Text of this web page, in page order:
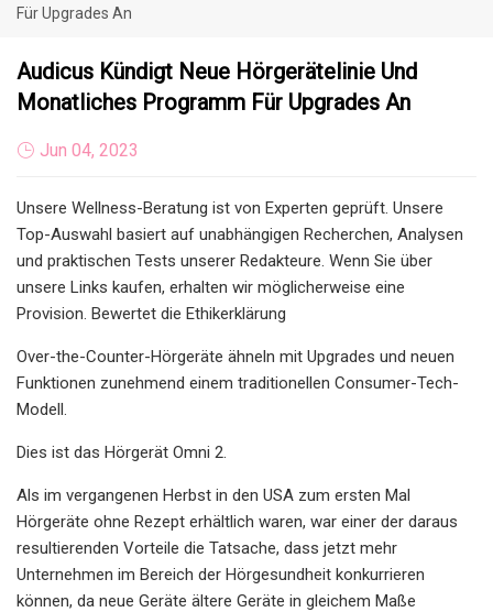
Für Upgrades An
Audicus Kündigt Neue Hörgerätelinie Und
Monatliches Programm Für Upgrades An
Jun 04, 2023
Unsere Wellness-Beratung ist von Experten geprüft. Unsere
Top-Auswahl basiert auf unabhängigen Recherchen, Analysen
und praktischen Tests unserer Redakteure. Wenn Sie über
unsere Links kaufen, erhalten wir möglicherweise eine
Provision. Bewertet die Ethikerklärung
Over-the-Counter-Hörgeräte ähneln mit Upgrades und neuen
Funktionen zunehmend einem traditionellen Consumer-Tech-
Modell.
Dies ist das Hörgerät Omni 2.
Als im vergangenen Herbst in den USA zum ersten Mal
Hörgeräte ohne Rezept erhältlich waren, war einer der daraus
resultierenden Vorteile die Tatsache, dass jetzt mehr
Unternehmen im Bereich der Hörgesundheit konkurrieren
können, da neue Geräte ältere Geräte in gleichem Maße